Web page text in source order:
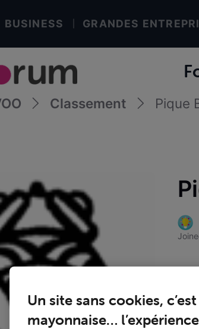
BUSINESS GRANDES
Classement Pique
Un site sans cookies,
mayonnaise…